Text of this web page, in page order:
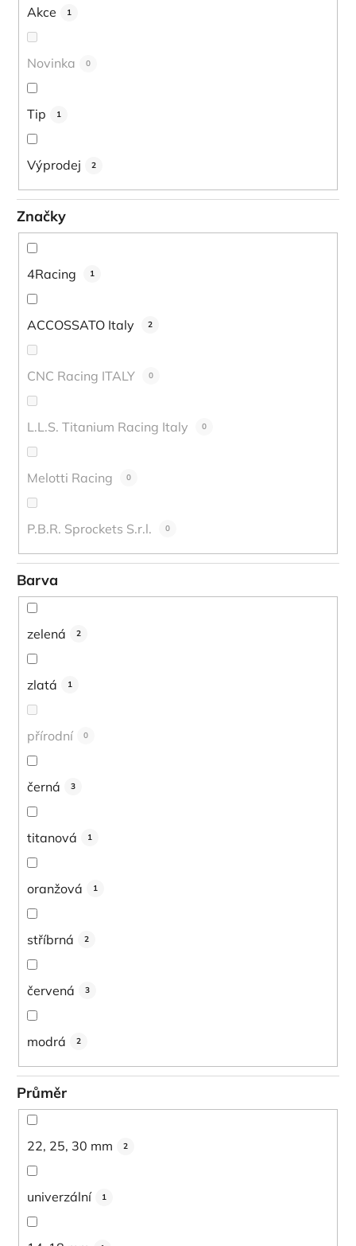
Akce 1
Novinka 0
Tip 1
Výprodej 2
Značky
4Racing 1
ACCOSSATO Italy 2
CNC Racing ITALY 0
L.L.S. Titanium Racing Italy 0
Melotti Racing 0
P.B.R. Sprockets S.r.l. 0
Barva
zelená 2
zlatá 1
přírodní 0
černá 3
titanová 1
oranžová 1
stříbrná 2
červená 3
modrá 2
Průměr
22, 25, 30 mm 2
univerzální 1